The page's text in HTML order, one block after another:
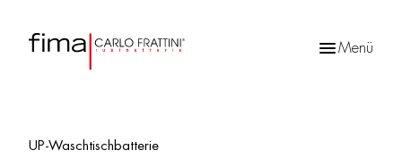
Menü
UP-Waschtischbatterie